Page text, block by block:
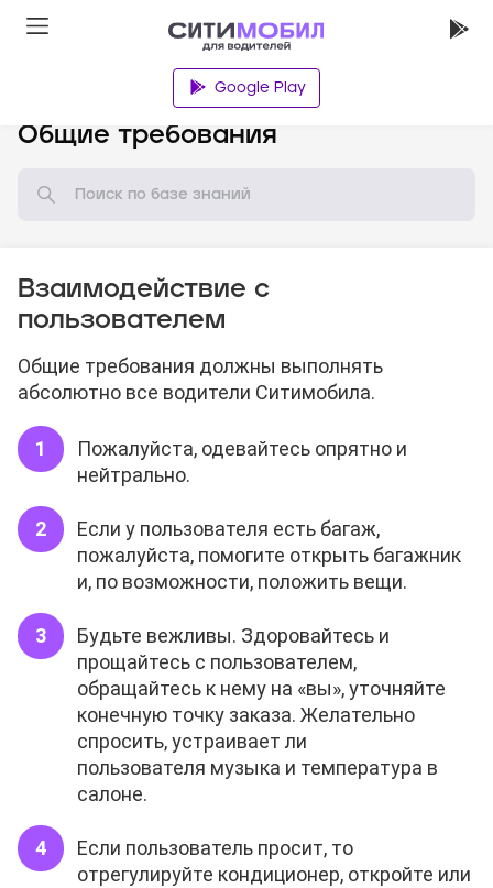
Google Play
Общие требования
Взаимодействие с
пользователем
Общие требования должны выполнять
абсолютно все водители Ситимобила.
Пожалуйста, одевайтесь опрятно и
нейтрально.
Если у пользователя есть багаж,
пожалуйста, помогите открыть багажник
и, по возможности, положить вещи.
Будьте вежливы. Здоровайтесь и
прощайтесь с пользователем,
обращайтесь к нему на «вы», уточняйте
конечную точку заказа. Желательно
спросить, устраивает ли
пользователя музыка и температура в
салоне.
Если пользователь просит, то
отрегулируйте кондиционер, откройте или